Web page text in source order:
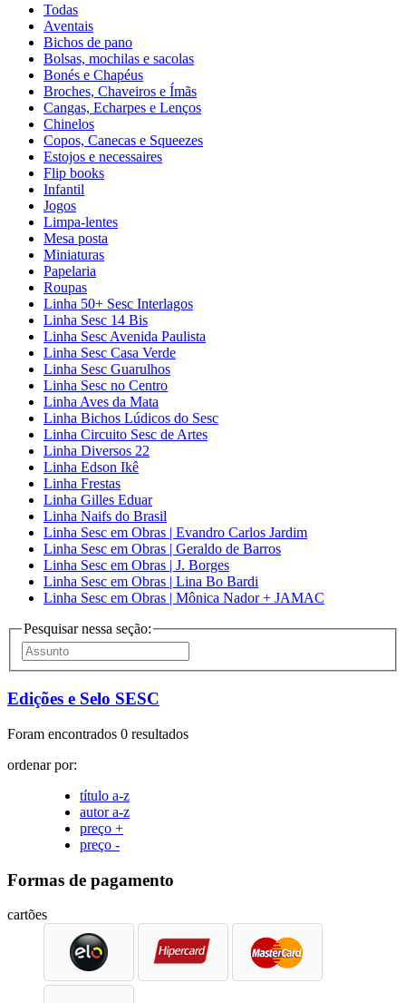
Todas
Aventais
Bichos de pano
Bolsas, mochilas e sacolas
Bonés e Chapéus
Broches, Chaveiros e Ímãs
Cangas, Echarpes e Lenços
Chinelos
Copos, Canecas e Squeezes
Estojos e necessaires
Flip books
Infantil
Jogos
Limpa-lentes
Mesa posta
Miniaturas
Papelaria
Roupas
Linha 50+ Sesc Interlagos
Linha Sesc 14 Bis
Linha Sesc Avenida Paulista
Linha Sesc Casa Verde
Linha Sesc Guarulhos
Linha Sesc no Centro
Linha Aves da Mata
Linha Bichos Lúdicos do Sesc
Linha Circuito Sesc de Artes
Linha Diversos 22
Linha Edson Ikê
Linha Frestas
Linha Gilles Eduar
Linha Naifs do Brasil
Linha Sesc em Obras | Evandro Carlos Jardim
Linha Sesc em Obras | Geraldo de Barros
Linha Sesc em Obras | J. Borges
Linha Sesc em Obras | Lina Bo Bardi
Linha Sesc em Obras | Mônica Nador + JAMAC
Pesquisar nessa seção:
Edições e Selo SESC
Foram encontrados 0 resultados
ordenar por:
título a-z
autor a-z
preço +
preço -
Formas de pagamento
cartões